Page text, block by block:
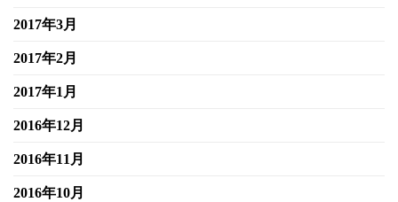
2017年3月
2017年2月
2017年1月
2016年12月
2016年11月
2016年10月